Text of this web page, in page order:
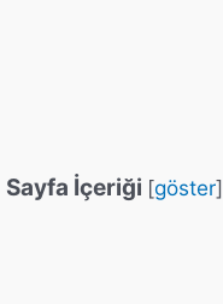
Sayfa İçeriği [göster]